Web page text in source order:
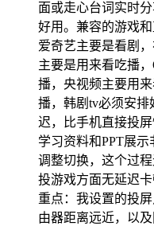
面或走心台词实时
好用。兼容的游戏
爱奇艺主要是看剧
主要是用来看吃播
播，央视频主要用
播，韩剧tv必须安
迟，比手机直接投
学习资料和PPT展
调整切换，这个过
投游戏方面无延迟
重点：我设置的投
由器距离远近，以